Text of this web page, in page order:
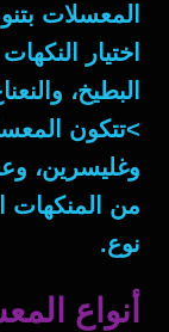
المعسلات
اختيار
البطيخ،
>تتكون
وغليسرين،
من المنكهات
نوع.
أنواع